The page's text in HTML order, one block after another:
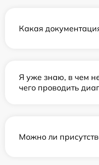
Какая
Я уже знаю, в чем
чего проводить
Можно ли